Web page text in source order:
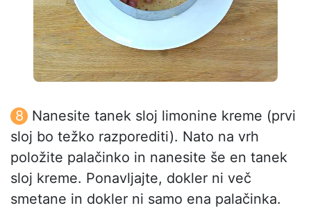
Nanesite tanek sloj limonine kreme (prvi
sloj bo težko razporediti). Nato na vrh
položite palačinko in nanesite še en tanek
sloj kreme. Ponavljajte, dokler ni več
smetane in dokler ni samo ena palačinka.